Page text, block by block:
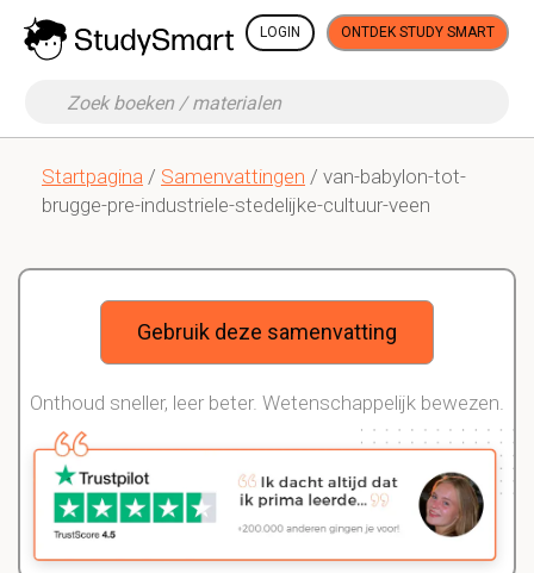
LOGIN ONTDEK STUDY SMART
Startpagina / Samenvattingen / van-babylon-tot-
brugge-pre-industriele-stedelijke-cultuur-veen
Gebruik deze samenvatting
Onthoud sneller, leer beter. Wetenschappelijk bewezen.